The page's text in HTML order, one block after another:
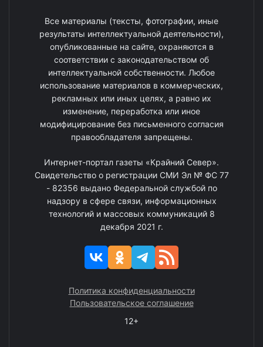
Все материалы (тексты, фотографии, иные
результаты интеллектуальной деятельности),
опубликованные на сайте, охраняются в
соответствии с законодательством об
интеллектуальной собственности. Любое
использование материалов в коммерческих,
рекламных или иных целях, а равно их
изменение, переработка или иное
модифицирование без письменного согласия
правообладателя запрещены.
Интернет-портал газеты «Крайний Север».
Свидетельство о регистрации СМИ Эл № ФС 77
- 82356 выдано Федеральной службой по
надзору в сфере связи, информационных
технологий и массовых коммуникаций 8
декабря 2021 г.
Политика конфиденциальности
Пользовательское соглашение
12+